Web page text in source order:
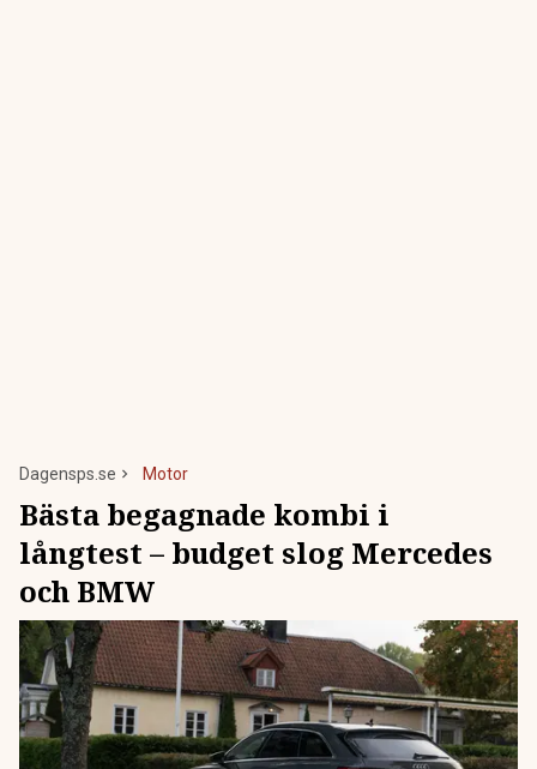
Dagensps.se Motor
Bästa begagnade kombi i
långtest – budget slog Mercedes
och BMW